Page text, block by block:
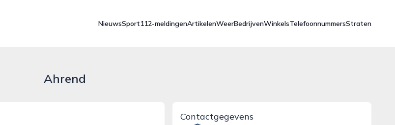
NieuwsSport112-meldingenArtikelenWeerBedrijvenWinkelsTelefoonnummersStraten
Ahrend
Contactgegevens